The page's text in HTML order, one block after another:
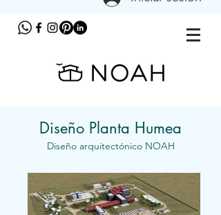
Diseño Planta Humea
Diseño arquitectónico NOAH